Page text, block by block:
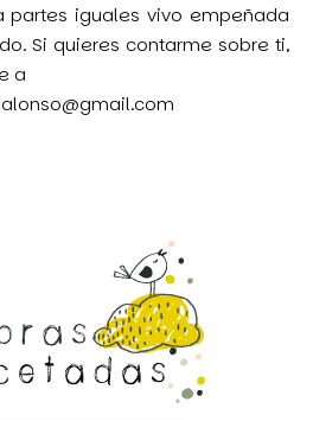
partes iguales vivo empeñada
Si quieres contarme sobre ti,
a